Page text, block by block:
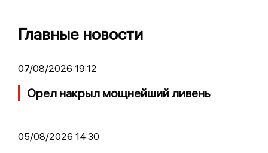
Главные новости
07/08/2026 19:12
Орел накрыл мощнейший ливень
05/08/2026 14:30